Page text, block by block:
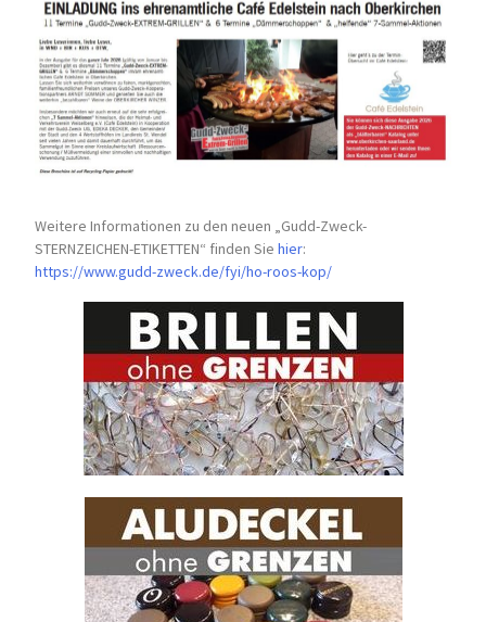
Weitere Informationen zu den neuen „Gudd-Zweck-
STERNZEICHEN-ETIKETTEN“ finden Siehier:
https://www.gudd-zweck.de/fyi/ho-roos-kop/